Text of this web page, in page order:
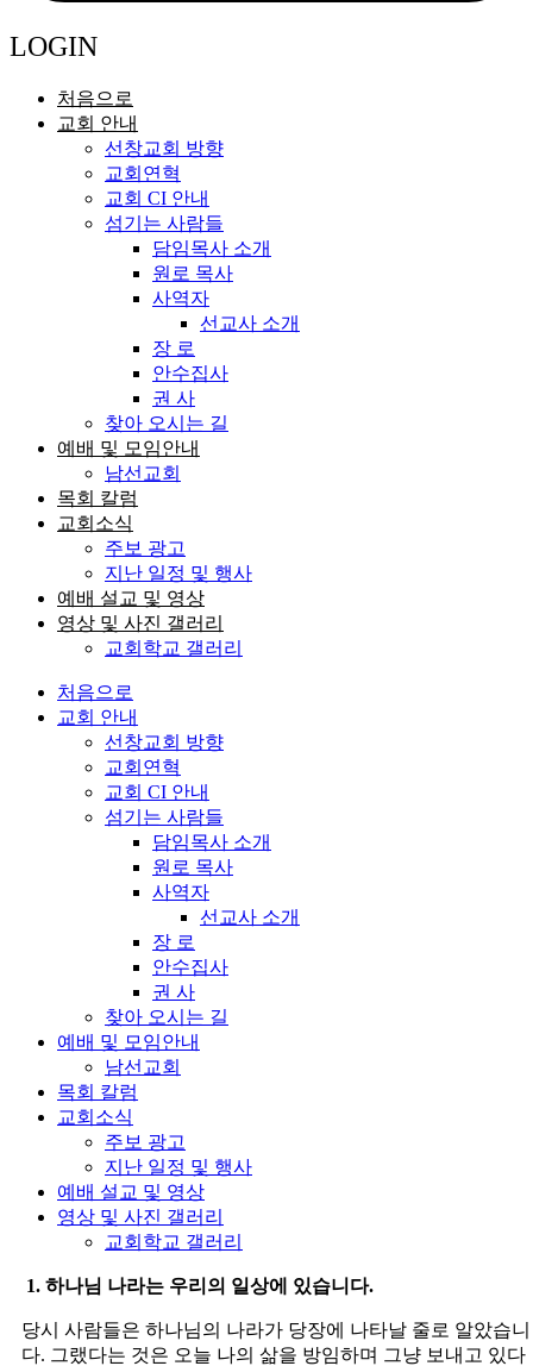
LOGIN
처음으로
교회 안내
선창교회 방향
교회연혁
교회 CI 안내
섬기는 사람들
담임목사 소개
원로 목사
사역자
선교사 소개
장 로
안수집사
권 사
찾아 오시는 길
예배 및 모임안내
남선교회
목회 칼럼
교회소식
주보 광고
지난 일정 및 행사
예배 설교 및 영상
영상 및 사진 갤러리
교회학교 갤러리
처음으로
교회 안내
선창교회 방향
교회연혁
교회 CI 안내
섬기는 사람들
담임목사 소개
원로 목사
사역자
선교사 소개
장 로
안수집사
권 사
찾아 오시는 길
예배 및 모임안내
남선교회
목회 칼럼
교회소식
주보 광고
지난 일정 및 행사
예배 설교 및 영상
영상 및 사진 갤러리
교회학교 갤러리
1. 하나님 나라는 우리의 일상에 있습니다.
당시 사람들은 하나님의 나라가 당장에 나타날 줄로 알았습니
다. 그랬다는 것은 오늘 나의 삶을 방임하며 그냥 보내고 있다